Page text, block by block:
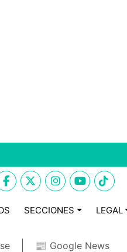
SECCIONES LEGAL
📰 Google News